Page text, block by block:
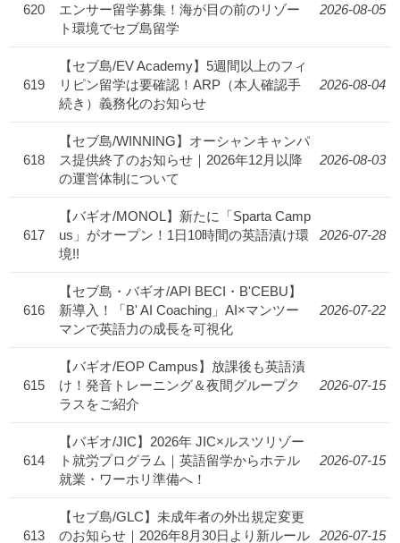
620
エンサー留学募集！海が目の前のリゾー
ト環境でセブ島留学
2026-08-05
619
【セブ島/EV Academy】5週間以上のフィ
リピン留学は要確認！ARP（本人確認手
続き）義務化のお知らせ
2026-08-04
618
【セブ島/WINNING】オーシャンキャンパ
ス提供終了のお知らせ｜2026年12月以降
の運営体制について
2026-08-03
617
【バギオ/MONOL】新たに「Sparta Camp
us」がオープン！1日10時間の英語漬け環
境!!
2026-07-28
616
【セブ島・バギオ/API BECI・B'CEBU】
新導入！「B' AI Coaching」AI×マンツー
マンで英語力の成長を可視化
2026-07-22
615
【バギオ/EOP Campus】放課後も英語漬
け！発音トレーニング＆夜間グループク
ラスをご紹介
2026-07-15
614
【バギオ/JIC】2026年 JIC×ルスツリゾー
ト就労プログラム｜英語留学からホテル
就業・ワーホリ準備へ！
2026-07-15
613
【セブ島/GLC】未成年者の外出規定変更
のお知らせ｜2026年8月30日より新ルール
2026-07-15